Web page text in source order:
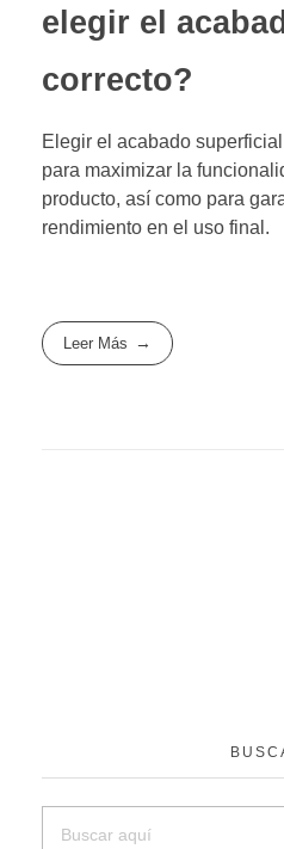
elegir el
correcto?
Elegir el acabado
para maximizar la
producto, así como para
rendimiento en el uso final.
Leer Más